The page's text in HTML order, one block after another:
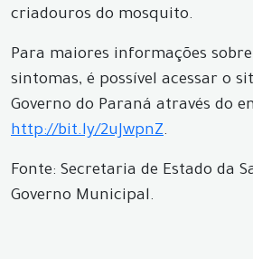
criadouros do mosquito.
Para maiores informações
sintomas, é possível acessar o
Governo do Paraná através do
http://bit.ly/2uJwpnZ.
Fonte: Secretaria de Estado da
Governo Municipal.